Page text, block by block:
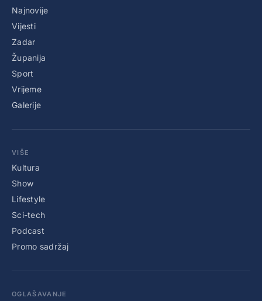
Najnovije
Vijesti
Zadar
Županija
Sport
Vrijeme
Galerije
VIŠE
Kultura
Show
Lifestyle
Sci-tech
Podcast
Promo sadržaj
OGLAŠAVANJE